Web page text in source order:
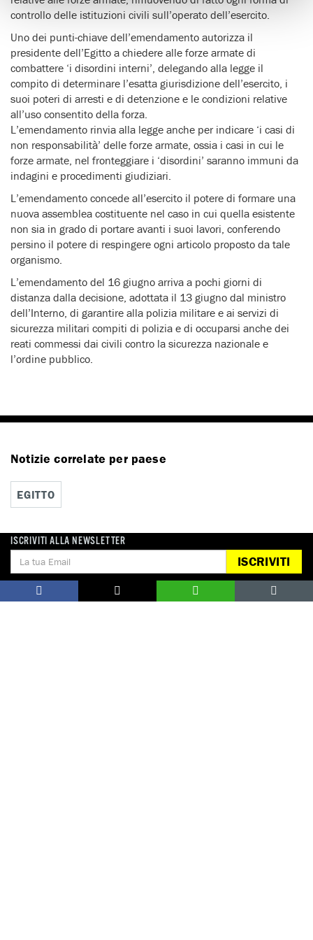
controllo delle istituzioni civili sull’operato dell’esercito.
Uno dei punti-chiave dell’emendamento autorizza il
presidente dell’Egitto a chiedere alle forze armate di
combattere ‘i disordini interni’, delegando alla legge il
compito di determinare l’esatta giurisdizione dell’esercito, i
suoi poteri di arresti e di detenzione e le condizioni relative
all’uso consentito della forza.
L’emendamento rinvia alla legge anche per indicare ‘i casi di
non responsabilità’ delle forze armate, ossia i casi in cui le
forze armate, nel fronteggiare i ‘disordini’ saranno immuni da
indagini e procedimenti giudiziari.
L’emendamento concede all’esercito il potere di formare una
nuova assemblea costituente nel caso in cui quella esistente
non sia in grado di portare avanti i suoi lavori, conferendo
persino il potere di respingere ogni articolo proposto da tale
organismo.
L’emendamento del 16 giugno arriva a pochi giorni di
distanza dalla decisione, adottata il 13 giugno dal ministro
dell’Interno, di garantire alla polizia militare e ai servizi di
sicurezza militari compiti di polizia e di occuparsi anche dei
reati commessi dai civili contro la sicurezza nazionale e
l’ordine pubblico.
Notizie correlate per paese
EGITTO
ISCRIVITI ALLA NEWSLETTER
ISCRIVITI
DONA
Aiutaci con una donazione, ora.